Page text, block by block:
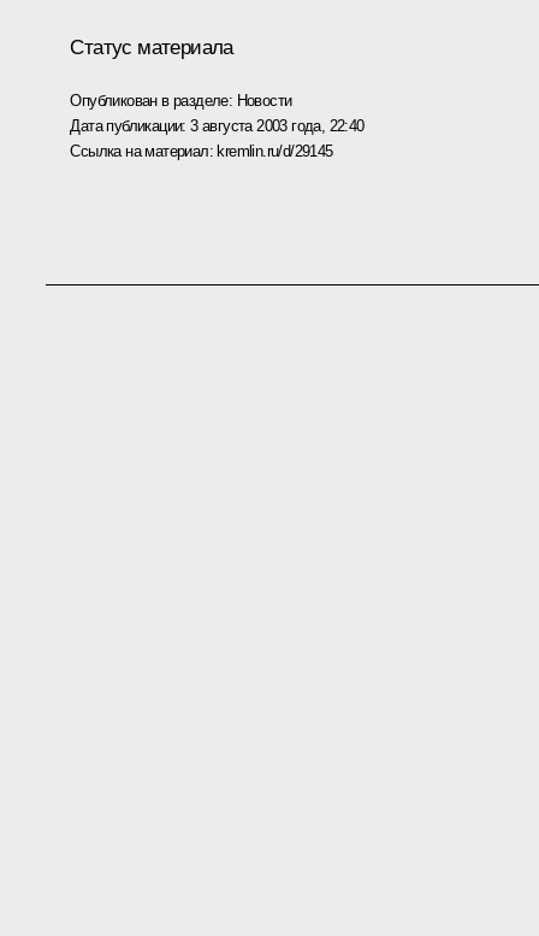
Статус материала
Опубликован в разделе: Новости
Дата публикации:3 августа 2003 года, 22:40
Ссылка на материал:kremlin.ru/d/29145